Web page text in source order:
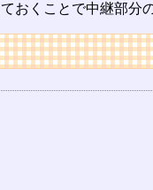
おくことで中継部分